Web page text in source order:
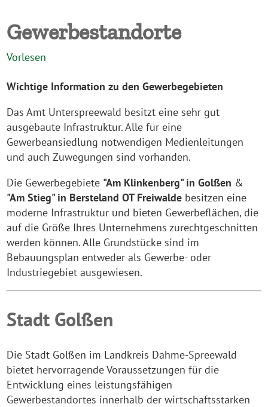
Gewerbestandorte
Vorlesen
Wichtige Information zu den Gewerbegebieten
Das Amt Unterspreewald besitzt eine sehr gut
ausgebaute Infrastruktur. Alle für eine
Gewerbeansiedlung notwendigen Medienleitungen
und auch Zuwegungen sind vorhanden.
Die Gewerbegebiete "Am Klinkenberg" in Golßen &
"Am Stieg" in Bersteland OT Freiwalde besitzen eine
moderne Infrastruktur und bieten Gewerbeflächen, die
auf die Größe Ihres Unternehmens zurechtgeschnitten
werden können. Alle Grundstücke sind im
Bebauungsplan entweder als Gewerbe- oder
Industriegebiet ausgewiesen.
Stadt Golßen
Die Stadt Golßen im Landkreis Dahme-Spreewald
bietet hervorragende Voraussetzungen für die
Entwicklung eines leistungsfähigen
Gewerbestandortes innerhalb der wirtschaftsstarken